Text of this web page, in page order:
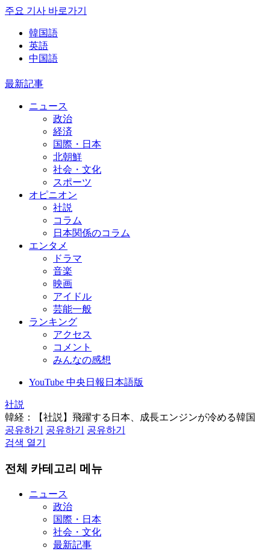
주요 기사 바로가기
韓国語
英語
中国語
最新記事
ニュース
政治
経済
国際・日本
北朝鮮
社会・文化
スポーツ
オピニオン
社説
コラム
日本関係のコラム
エンタメ
ドラマ
音楽
映画
アイドル
芸能一般
ランキング
アクセス
コメント
みんなの感想
YouTube 中央日報日本語版
社説
韓経：【社説】飛躍する日本、成長エンジンが冷める韓国
공유하기
공유하기
공유하기
검색 열기
전체 카테고리 메뉴
ニュース
政治
国際・日本
社会・文化
最新記事